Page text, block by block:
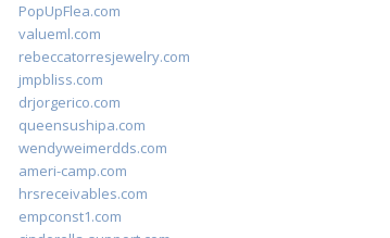
PopUpFlea.com
valueml.com
rebeccatorresjewelry.com
jmpbliss.com
drjorgerico.com
queensushipa.com
wendyweimerdds.com
ameri-camp.com
hrsreceivables.com
empconst1.com